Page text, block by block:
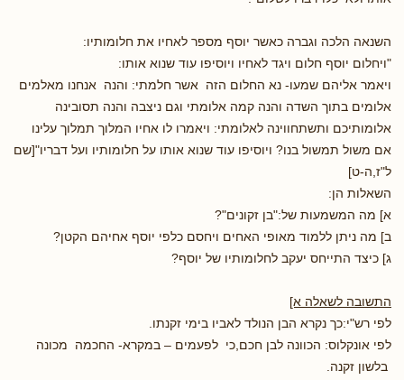
השנאה הלכה וגברה כאשר יוסף מספר לאחיו את חלומותיו:
"ויחלום יוסף חלום ויגד לאחיו ויוסיפו עוד שנוא אותו:
ויאמר אליהם שמעו- נא החלום הזה אשר חלמתי: והנה אנחנו מאלמים
אלומים בתוך השדה והנה קמה אלומתי וגם ניצבה והנה תסובינה
אלומותיכם ותשתחווינה לאלומתי: ויאמרו לו אחיו המלוך תמלוך עלינו
אם משול תמשול בנו? ויוסיפו עוד שנוא אותו על חלומותיו ועל דבריו"[שם
ל"ז,ה-ט]
השאלות הן:
א] מה המשמעות של:"בן זקונים"?
ב] מה ניתן ללמוד מאופי האחים ויחסם כלפי יוסף אחיהם הקטן?
ג] כיצד התייחס יעקב לחלומותיו של יוסף?
התשובה לשאלה א]
לפי רש"י:כך נקרא הבן הנולד לאביו בימי זקנתו.
לפי אונקלוס: הכוונה לבן חכם,כי לפעמים – במקרא- החכמה מכונה
בלשון זקנה.